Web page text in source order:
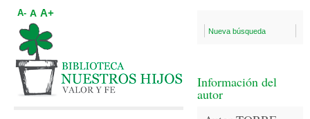
Nueva búsqueda
Información del
autor
A- A A+